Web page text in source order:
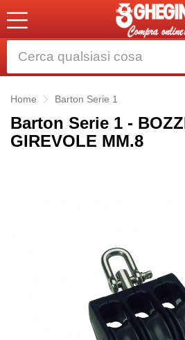
Home Barton Serie 1
Barton Serie 1 -
GIREVOLE MM.8